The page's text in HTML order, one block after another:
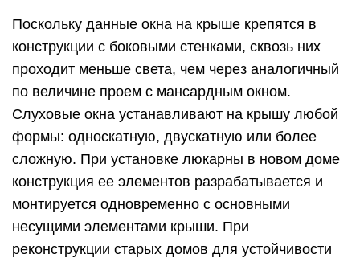
Поскольку данные окна на крыше крепятся в
конструкции с боковыми стенками, сквозь них
проходит меньше света, чем через аналогичный
по величине проем с мансардным окном.
Слуховые окна устанавливают на крышу любой
формы: односкатную, двускатную или более
сложную. При установке люкарны в новом доме
конструкция ее элементов разрабатывается и
монтируется одновременно с основными
несущими элементами крыши. При
реконструкции старых домов для устойчивости